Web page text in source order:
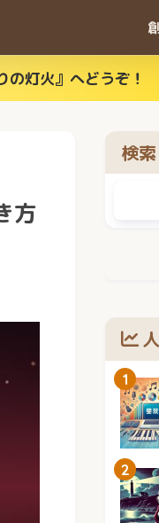
灯火』へどうぞ！
方
検索
1
2